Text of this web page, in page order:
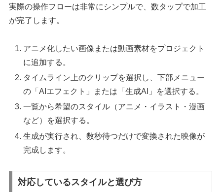
実際の操作フローは非常にシンプルで、数タップで加工
が完了します。
アニメ化したい画像または動画素材をプロジェクト
に追加する。
タイムライン上のクリップを選択し、下部メニュー
の「AIエフェクト」または「生成AI」を選択する。
一覧から希望のスタイル（アニメ・イラスト・漫画
など）を選択する。
生成が実行され、数秒待つだけで変換された映像が
完成します。
対応しているスタイルと選び方